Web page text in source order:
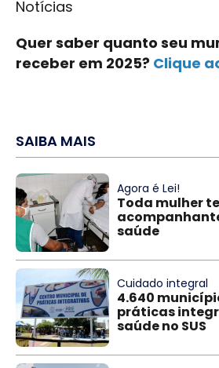
Notícias
Quer saber quanto seu
receber em 2025? Clique
SAIBA MAIS
Agora é Lei!
Toda mulher
saúde
Cuidado integral
4.640
práticas
saúde no SUS